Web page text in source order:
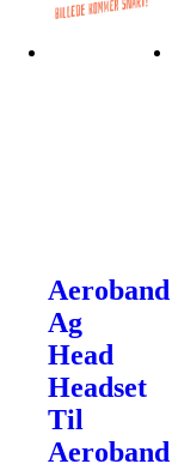
Aeroband
Ag
Head
Headset
Til
Aeroband